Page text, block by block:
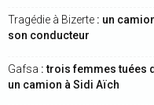
Tragédie à Bizerte : un
son conducteur
Gafsa : trois femmes tuées
un camion à Sidi Aïch